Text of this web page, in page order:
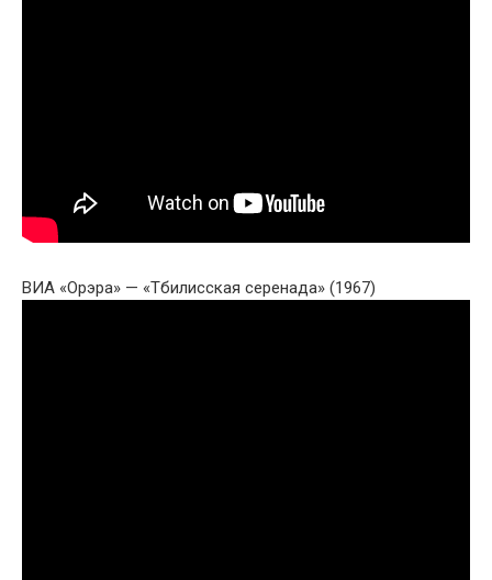
ВИА «Орэра» — «Тбилисская серенада» (1967)